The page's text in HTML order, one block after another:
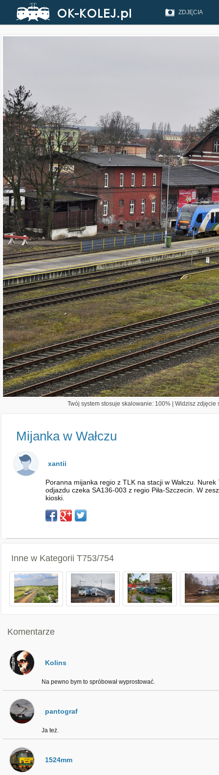
ZDJĘCIA
Twój system stosuje skalowanie: 100% | Widzisz
Mijanka w Wałczu
xantii
Poranna mijanka regio z TLK na stacji w Wałczu.
odjazdu czeka SA136-003 z regio Piła-Szczecin. W
kioski.
Inne w Kategorii T753/754
Komentarze
Kolins
Na pewno bym to spróbował wyprostować.
pantograf
Ja też.
1524mm